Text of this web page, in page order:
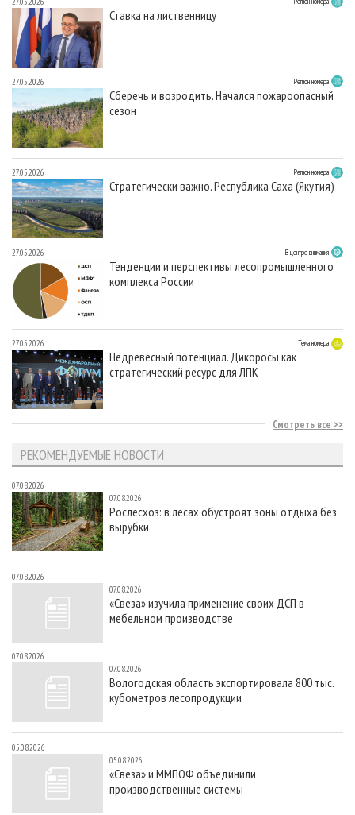
Ставка на лиственницу
27.05.2026 Регион номера
Сберечь и возродить. Начался пожароопасный
сезон
27.05.2026 Регион номера
Стратегически важно. Республика Саха (Якутия)
27.05.2026 В центре внимания
Тенденции и перспективы лесопромышленного
комплекса России
27.05.2026 Тема номера
Недревесный потенциал. Дикоросы как
стратегический ресурс для ЛПК
Смотреть все
РЕКОМЕНДУЕМЫЕ НОВОСТИ
07.08.2026
07.08.2026
Рослесхоз: в лесах обустроят зоны отдыха без
вырубки
07.08.2026
07.08.2026
«Свеза» изучила применение своих ДСП в
мебельном производстве
07.08.2026
07.08.2026
Вологодская область экспортировала 800 тыс.
кубометров лесопродукции
05.08.2026
05.08.2026
«Свеза» и ММПОФ объединили
производственные системы